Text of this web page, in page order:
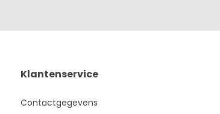
Klantenservice
Contactgegevens